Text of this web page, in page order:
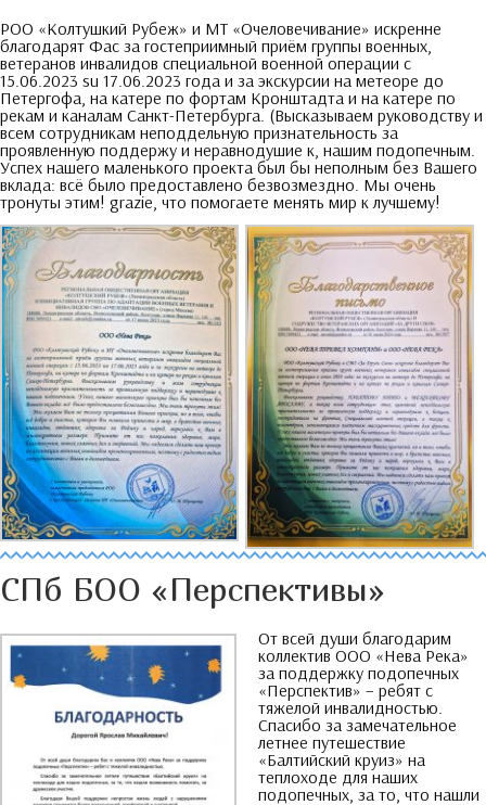
РОО «Колтушкий Рубеж» и МТ «Очеловечивание» искренне
благодарят Фас за гостеприимный приём группы военных
ветеранов инвалидов специальной военной операции с
15.06.2023 su 17.06.2023 года и за экскурсии на метеоре до
Петергофа на катере по фортам Кронштадта и на катере по
рекам и каналам Санкт-Петербурга. (Высказываем руководству и
всем сотрудникам неподдельную признательность за
проявленную поддержу и неравнодушие к нашим подопечным
Успех нашего маленького проекта был бы неполным без Вашего
вклада: всё было предоставлено безвозмездно Мы очень
тронуты этим! grazie,что помогаете менять мир к лучшему!
СПб БОО «Перспективы»
От всей души благодарим
коллектив ООО «Нева Река»
за поддержку подопечных
«Перспектив» – ребят с
тяжелой инвалидностью
Спасибо за замечательное
летнее путешествие
«Балтийский круиз» на
теплоходе для наших
подопечных, за то что нашли